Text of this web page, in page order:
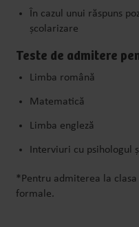
În cazul unui răspuns
școlarizare
Teste de admitere
Limba română
Matematică
Limba engleză
Interviuri cu psihologul
*Pentru admiterea la
formale.